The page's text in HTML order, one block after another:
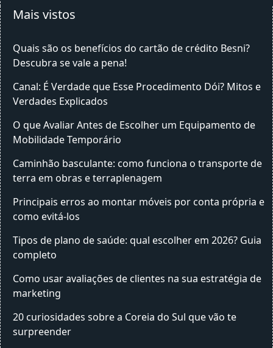
Mais vistos
Quais são os benefícios do cartão de crédito Besni?
Descubra se vale a pena!
Canal: É Verdade que Esse Procedimento Dói? Mitos e
Verdades Explicados
O que Avaliar Antes de Escolher um Equipamento de
Mobilidade Temporário
Caminhão basculante: como funciona o transporte de
terra em obras e terraplenagem
Principais erros ao montar móveis por conta própria e
como evitá-los
Tipos de plano de saúde: qual escolher em 2026? Guia
completo
Como usar avaliações de clientes na sua estratégia de
marketing
20 curiosidades sobre a Coreia do Sul que vão te
surpreender